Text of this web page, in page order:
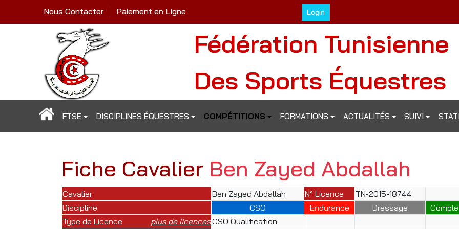
Login
Nous Contacter Paiement en Ligne
Fédération Tunisienne
Des Sports Équestres
FTSE DISCIPLINES ÉQUESTRES COMPÉTITIONS FORMATIONS ACTUALITÉS SUIVI
Fiche Cavalier Ben Zayed Abdallah
Cavalier Ben Zayed Abdallah N° Licence
TN-2015-18744
Discipline
CSO Endurance Dressage
Type de Licence
plus de licencesCSO Qualification